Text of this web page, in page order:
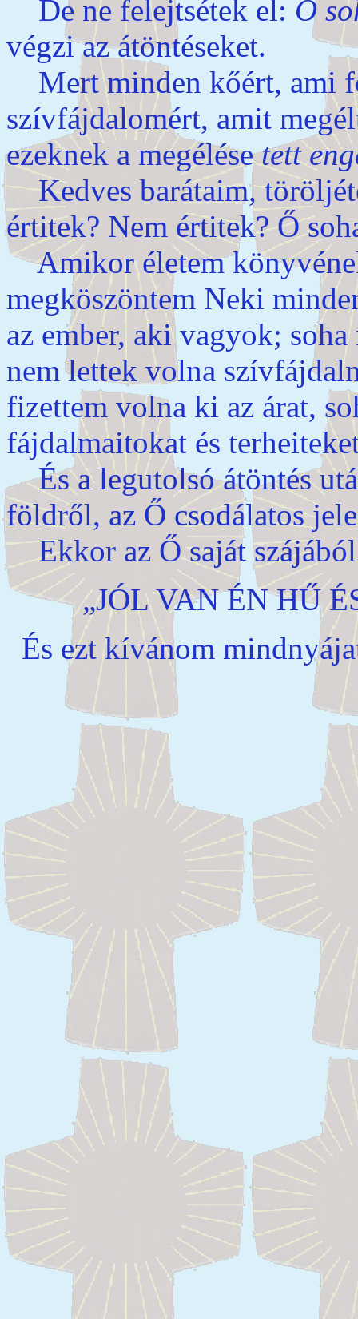
De ne felejtsétek el: Ő
végzi az átöntéseket.
Mert minden kőért, ami
szívfájdalomért, amit
ezeknek a megélésetett
Kedves barátaim,
értitek? Nem értitek? Ő
Amikor életem
megköszöntem Neki
az ember, aki vagyok;
nem lettek volna
fizettem volna ki az árat,
fájdalmaitokat és
És a legutolsó átöntés
földről, az Ő csodálatos
Ekkor az Ő saját
„JÓL VAN ÉN
És ezt kívánom